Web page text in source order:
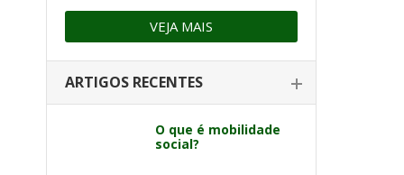
VEJA MAIS
ARTIGOS RECENTES
O que é mobilidade
social?